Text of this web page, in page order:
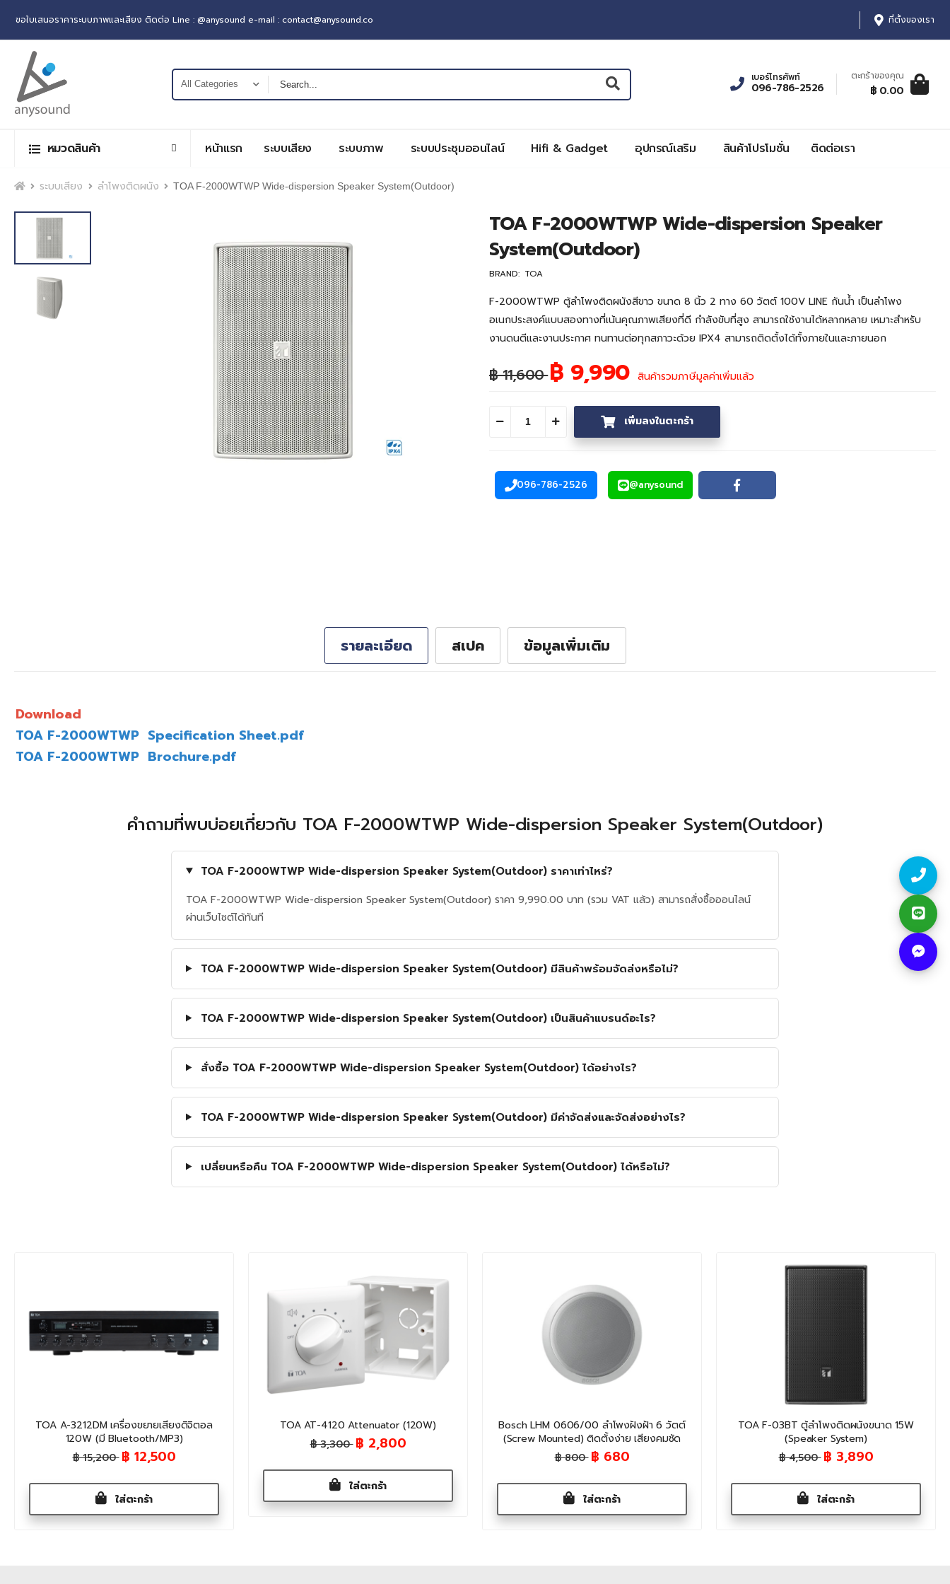
ขอใบเสนอราคาระบบภาพและเสียง ติดต่อ Line : @anysound e-mail : contact@anysound.co ที่ตั้งของเรา
เบอร์โทรศัพท์
096-786-2526
ตะกร้าของคุณ
฿ 0.00
ตะกร้าสินค้า:รายการ, รา
฿ 0.00
หมวดสินค้า หน้าแรก ระบบเสียง ระบบภาพ ระบบประชุมออนไลน์ Hifi & Gadget อุปกรณ์เสริม สินค้าโปรโมชั่น ติดต่อเรา
หน้าแรกระบบเสียง ลำโพงติดผนัง TOA F-2000WTWP Wide-dispersion Speaker System(Outdoor)
TOA F-2000WTWP Wide-dispersion Speaker
System(Outdoor)
BRAND: TOA
F-2000WTWP ตู้ลำโพงติดผนังสีขาว ขนาด 8 นิ้ว 2 ทาง 60 วัตต์ 100V LINE กันน้ำ เป็นลำโพง
อเนกประสงค์แบบสองทางที่เน้นคุณภาพเสียงที่ดี กำลังขับที่สูง สามารถใช้งานได้หลากหลาย เหมาะสำหรับ
งานดนตีและงานประกาศ ทนทานต่อทุกสภาวะด้วย IPX4 สามารถติดตั้งได้ทั้งภายในและภายนอก
฿ 11,600฿ 9,990 สินค้ารวมภาษีมูลค่าเพิ่มแล้ว
ลดจำนวน เพิ่มจำนวน เพิ่มลงในตะกร้า
096-786-2526
โทรศัพท์
@anysound
Line Facebook
รายละเอียด สเปค ข้อมูลเพิ่มเติม
Download
TOA F-2000WTWP Specification Sheet.pdf
TOA F-2000WTWP Brochure.pdf
คำถามที่พบบ่อยเกี่ยวกับ TOA F-2000WTWP Wide-dispersion Speaker System(Outdoor)
TOA F-2000WTWP Wide-dispersion Speaker System(Outdoor) ราคาเท่าไหร่?
TOA F-2000WTWP Wide-dispersion Speaker System(Outdoor) ราคา 9,990.00 บาท (รวม VAT แล้ว) สามารถสั่งซื้อออนไลน์
ผ่านเว็บไซต์ได้ทันที
TOA F-2000WTWP Wide-dispersion Speaker System(Outdoor) มีสินค้าพร้อมจัดส่งหรือไม่?
TOA F-2000WTWP Wide-dispersion Speaker System(Outdoor) เป็นสินค้าแบรนด์อะไร?
สั่งซื้อ TOA F-2000WTWP Wide-dispersion Speaker System(Outdoor) ได้อย่างไร?
TOA F-2000WTWP Wide-dispersion Speaker System(Outdoor) มีค่าจัดส่งและจัดส่งอย่างไร?
เปลี่ยนหรือคืน TOA F-2000WTWP Wide-dispersion Speaker System(Outdoor) ได้หรือไม่?
TOA A-3212DM เครื่องขยายเสียงดิจิตอล
120W (มี Bluetooth/MP3)
฿ 15,200 ฿ 12,500
ใส่ตะกร้า
TOA AT-4120 Attenuator (120W)
฿ 3,300 ฿ 2,800
ใส่ตะกร้า
Bosch LHM 0606/00 ลำโพงฝังฝ้า 6 วัตต์
(Screw Mounted) ติดตั้งง่าย เสียงคมชัด
฿ 800 ฿ 680
ใส่ตะกร้า
TOA F-03BT ตู้ลำโพงติดผนังขนาด 15W
(Speaker System)
฿ 4,500 ฿ 3,890
ใส่ตะกร้า